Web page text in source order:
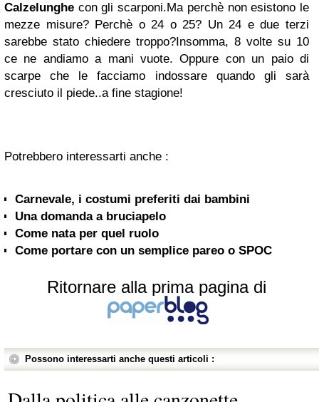
Calzelunghe con gli scarponi.Ma perchè non esistono le
mezze misure? Perchè o 24 o 25? Un 24 e due terzi
sarebbe stato chiedere troppo?Insomma, 8 volte su 10
ce ne andiamo a mani vuote. Oppure con un paio di
scarpe che le facciamo indossare quando gli sarà
cresciuto il piede..a fine stagione!
Potrebbero interessarti anche :
Carnevale, i costumi preferiti dai bambini
Una domanda a bruciapelo
Come nata per quel ruolo
Come portare con un semplice pareo o SPOC
Ritornare alla prima pagina di
Possono interessarti anche questi articoli :